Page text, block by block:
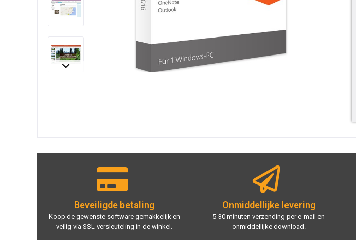
Beveiligde betaling
Koop de gewenste software gemakkelijk en
veilig via SSL-versleuteling in de winkel.
Onmiddellijke levering
5-30 minuten verzending per e-mail en
onmiddellijke download.